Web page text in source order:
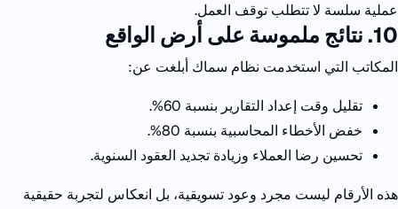
عملية سلسة لا تتطلب توقف العمل.
10. نتائج ملموسة على أرض الواقع
المكاتب التي استخدمت نظام سماك أبلغت عن:
تقليل وقت إعداد التقارير بنسبة 60%.
خفض الأخطاء المحاسبية بنسبة 80%.
تحسين رضا العملاء وزيادة تجديد العقود السنوية.
هذه الأرقام ليست مجرد وعود تسويقية، بل انعكاس لتجربة حقيقية